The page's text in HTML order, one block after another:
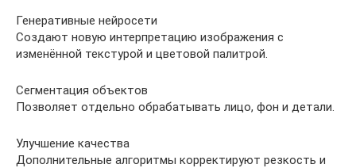
Генеративные нейросети
Создают новую интерпретацию изображения с
изменённой текстурой и цветовой палитрой.
Сегментация объектов
Позволяет отдельно обрабатывать лицо, фон и детали.
Улучшение качества
Дополнительные алгоритмы корректируют резкость и